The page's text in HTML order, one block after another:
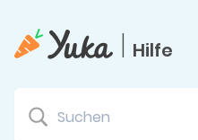
| Hilfe